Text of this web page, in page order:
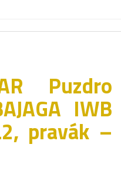
Puzdro
IWB
pravák –